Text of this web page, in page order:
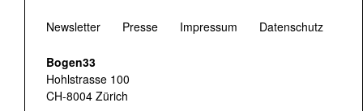
Newsletter Presse Impressum Datenschutz
Bogen33
Hohlstrasse 100
CH-8004 Zürich